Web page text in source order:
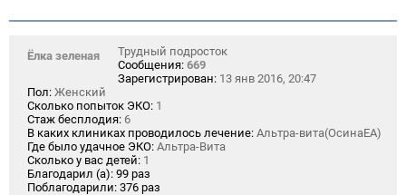
Ёлка зеленая
Трудный подросток
Сообщения: 669
Зарегистрирован: 13 янв 2016, 20:47
Пол: Женский
Сколько попыток ЭКО: 1
Стаж бесплодия: 6
В каких клиниках проводилось лечение: Альтра-вита(ОсинаЕА)
Где было удачное ЭКО: Альтра-Вита
Сколько у вас детей: 1
Благодарил (а): 99 раз
Поблагодарили: 376 раз